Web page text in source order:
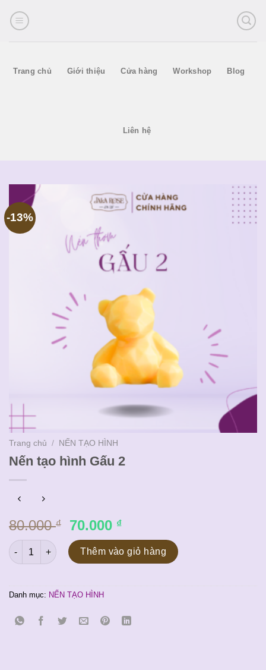
Trang chủ Giới thiệu Cửa hàng Workshop Blog
Liên hệ
-13%
Trang chủ / NẾN TẠO HÌNH
Nến tạo hình Gấu 2
80.000₫
Giá
gốc
là:
80.000 ₫.
70.000 ₫Giá
hiện
tại
là:
Nến tạo hình Gấu 2 số lượng
Thêm vào giỏ hàng
Danh mục: NẾN TẠO HÌNH